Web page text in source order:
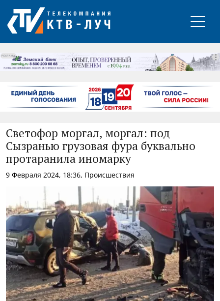
РЕКЛАМА
Светофор моргал, моргал: под
Сызранью грузовая фура буквально
протаранила иномарку
9 Февраля 2024, 18:36, Происшествия